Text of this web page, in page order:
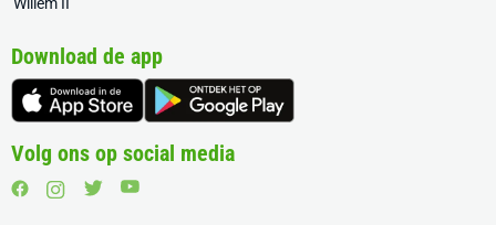
Download de app
Volg ons op social media